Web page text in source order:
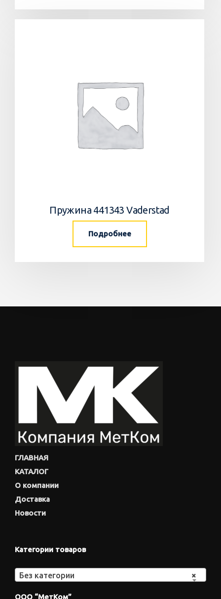
Пружина 441343 Vaderstad
Подробнее
ГЛАВНАЯ
КАТАЛОГ
О компании
Доставка
Новости
Категории товаров
×
Без категории
ООО “МетКом”